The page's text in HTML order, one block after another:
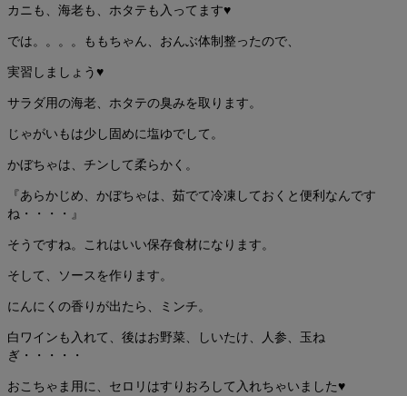
カニも、海老も、ホタテも入ってます♥
では。。。。ももちゃん、おんぶ体制整ったので、
実習しましょう♥
サラダ用の海老、ホタテの臭みを取ります。
じゃがいもは少し固めに塩ゆでして。
かぼちゃは、チンして柔らかく。
『あらかじめ、かぼちゃは、茹でて冷凍しておくと便利なんです
ね・・・・』
そうですね。これはいい保存食材になります。
そして、ソースを作ります。
にんにくの香りが出たら、ミンチ。
白ワインも入れて、後はお野菜、しいたけ、人参、玉ね
ぎ・・・・・
おこちゃま用に、セロリはすりおろして入れちゃいました♥